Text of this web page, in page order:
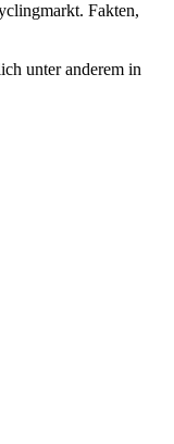
Fakten,
unter anderem in